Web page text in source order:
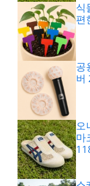
식
편
공
버
오
마